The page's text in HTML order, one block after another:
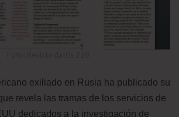
exiliado en Rusia ha publicado su
revela las tramas de los servicios de
dedicados a la investigación de